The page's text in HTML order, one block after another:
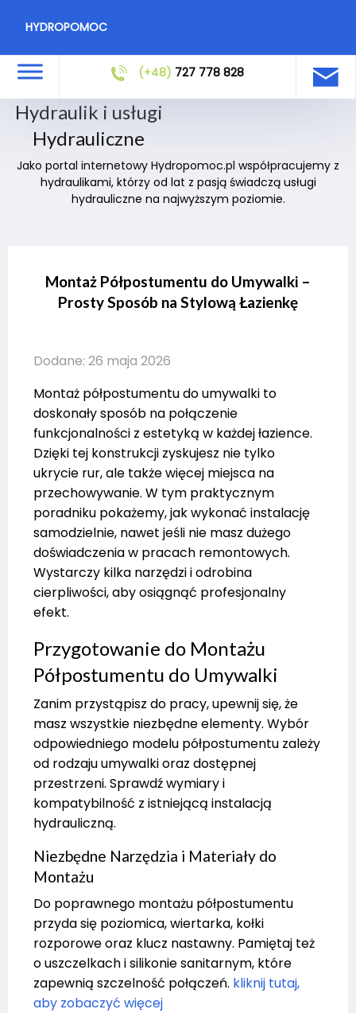
HYDROPOMOC
(+48) 727 778 828
Hydraulik i usługi
Hydrauliczne
Jako portal internetowy Hydropomoc.pl współpracujemy z
hydraulikami, którzy od lat z pasją świadczą usługi
hydrauliczne na najwyższym poziomie.
Montaż Półpostumentu do Umywalki –
Prosty Sposób na Stylową Łazienkę
Dodane: 26 maja 2026
Montaż półpostumentu do umywalki to
doskonały sposób na połączenie
funkcjonalności z estetyką w każdej łazience.
Dzięki tej konstrukcji zyskujesz nie tylko
ukrycie rur, ale także więcej miejsca na
przechowywanie. W tym praktycznym
poradniku pokażemy, jak wykonać instalację
samodzielnie, nawet jeśli nie masz dużego
doświadczenia w pracach remontowych.
Wystarczy kilka narzędzi i odrobina
cierpliwości, aby osiągnąć profesjonalny
efekt.
Przygotowanie do Montażu
Półpostumentu do Umywalki
Zanim przystąpisz do pracy, upewnij się, że
masz wszystkie niezbędne elementy. Wybór
odpowiedniego modelu półpostumentu zależy
od rodzaju umywalki oraz dostępnej
przestrzeni. Sprawdź wymiary i
kompatybilność z istniejącą instalacją
hydrauliczną.
Niezbędne Narzędzia i Materiały do
Montażu
Do poprawnego montażu półpostumentu
przyda się poziomica, wiertarka, kołki
rozporowe oraz klucz nastawny. Pamiętaj też
o uszczelkach i silikonie sanitarnym, które
zapewnią szczelność połączeń. kliknij tutaj,
aby zobaczyć więcej